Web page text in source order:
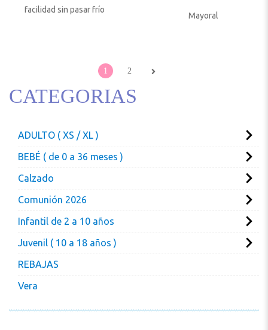
facilidad sin pasar frío
Mayoral
1 2
CATEGORIAS
ADULTO ( XS / XL )
BEBÉ ( de 0 a 36 meses )
Calzado
Comunión 2026
Infantil de 2 a 10 años
Juvenil ( 10 a 18 años )
REBAJAS
Vera